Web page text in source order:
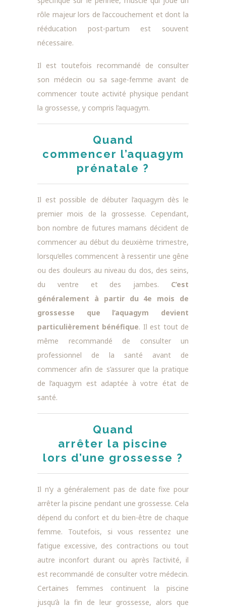
rôle majeur lors de l’accouchement et dont la
rééducation post-partum est souvent
nécessaire.
Il est toutefois recommandé de consulter
son médecin ou sa sage-femme avant de
commencer toute activité physique pendant
la grossesse, y compris l’aquagym.
Quand
commencer l’aquagym
prénatale ?
Il est possible de débuter l’aquagym dès le
premier mois de la grossesse. Cependant,
bon nombre de futures mamans décident de
commencer au début du deuxième trimestre,
lorsqu’elles commencent à ressentir une gêne
ou des douleurs au niveau du dos, des seins,
du ventre et des jambes. C’est
généralement à partir du 4e mois de
grossesse que l’aquagym devient
particulièrement bénéfique. Il est tout de
même recommandé de consulter un
professionnel de la santé avant de
commencer afin de s’assurer que la pratique
de l’aquagym est adaptée à votre état de
santé.
Quand
arrêter la piscine
lors d’une grossesse ?
Il n’y a généralement pas de date fixe pour
arrêter la piscine pendant une grossesse. Cela
dépend du confort et du bien-être de chaque
femme. Toutefois, si vous ressentez une
fatigue excessive, des contractions ou tout
autre inconfort durant ou après l’activité, il
est recommandé de consulter votre médecin.
Certaines femmes continuent la piscine
jusqu’à la fin de leur grossesse, alors que